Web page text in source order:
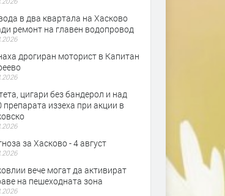
Кърджали, Хасково,
са готови да
протест, заради
измиране на
„Студен
Кирил Петков и Асен
посещение в Хасково
в два квартала на Хасково
ремонт на главен водопровод
дрогиран моторист в Капитан
цигари без бандерол и над
препарата иззеха при акции в
за Хасково - 4 август
вече могат да активират
на пешеходната зона